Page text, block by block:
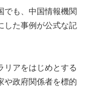
でも、中国情報機関
した事例が公式な記
リアをはじめとする
や政府関係者を標的